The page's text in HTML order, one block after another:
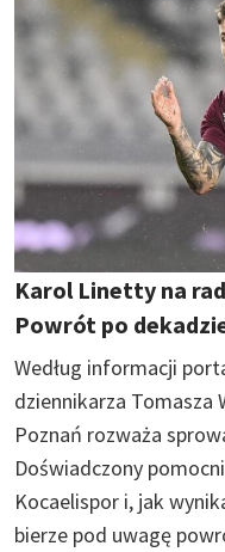
Karol Linetty na
Powrót po
Według informacji
dziennikarza Tomasza
Poznań rozważa
Doświadczony
Kocaelispor i, jak
bierze pod uwagę